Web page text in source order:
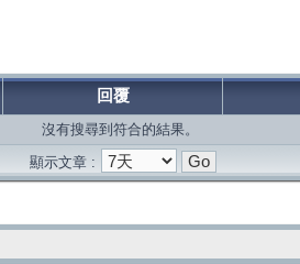
回覆
沒有搜尋到符合的結果。
顯示文章 :